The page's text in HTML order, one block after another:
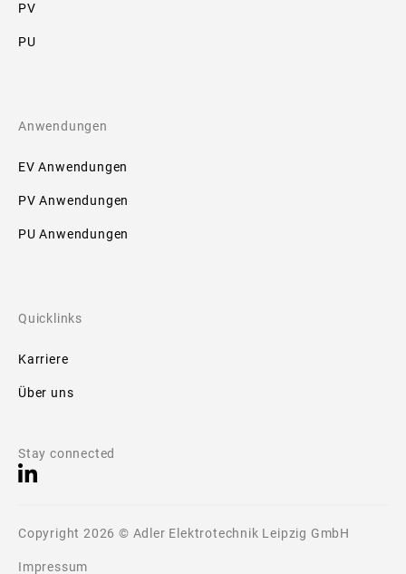
PV
PU
Anwendungen
EV Anwendungen
PV Anwendungen
PU Anwendungen
Quicklinks
Karriere
Über uns
Stay connected
Copyright 2026 © Adler Elektrotechnik Leipzig GmbH
Impressum